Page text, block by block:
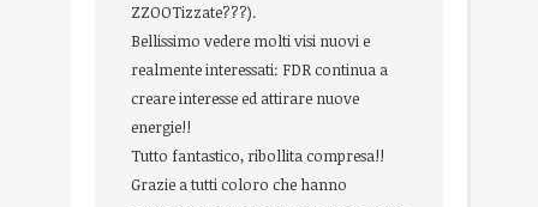
ZZOOTizzate???).
Bellissimo vedere molti visi nuovi e
realmente interessati: FDR continua a
creare interesse ed attirare nuove
energie!!
Tutto fantastico, ribollita compresa!!
Grazie a tutti coloro che hanno